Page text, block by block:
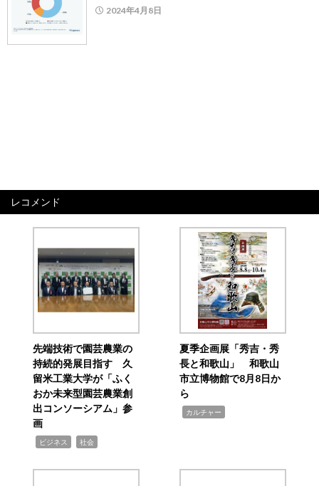
2024年4月8日
レコメンド
先端技術で園芸農業の
持続的発展目指す 久
留米工業大学が「ふく
おか未来型園芸農業創
出コンソーシアム」参
画
ビジネス 社会
夏季企画展「秀吉・秀
長と和歌山」 和歌山
市立博物館で8月8日か
ら
カルチャー